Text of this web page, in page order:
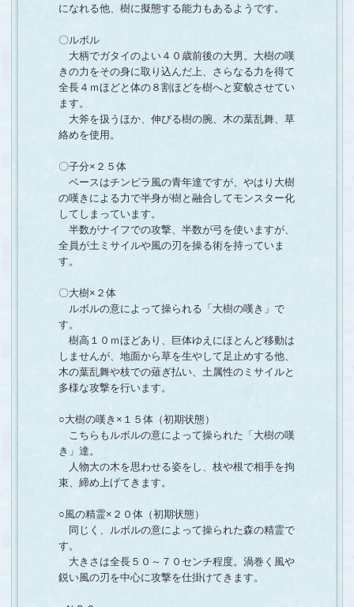
になれる他、樹に擬態する能力もあるようです。
〇ルボル
大柄でガタイのよい４０歳前後の大男。大樹の嘆
きの力をその身に取り込んだ上、さらなる力を得て
全長４ｍほどと体の８割ほどを樹へと変貌させてい
ます。
大斧を扱うほか、伸びる樹の腕、木の葉乱舞、草
絡めを使用。
〇子分×２５体
ベースはチンピラ風の青年達ですが、やはり大樹
の嘆きによる力で半身が樹と融合してモンスター化
してしまっています。
半数がナイフでの攻撃、半数が弓を使いますが、
全員が土ミサイルや風の刃を操る術を持っていま
す。
〇大樹×２体
ルボルの意によって操られる「大樹の嘆き」で
す。
樹高１０ｍほどあり、巨体ゆえにほとんど移動は
しませんが、地面から草を生やして足止めする他、
木の葉乱舞や枝での薙ぎ払い、土属性のミサイルと
多様な攻撃を行います。
○大樹の嘆き×１５体（初期状態）
こちらもルボルの意によって操られた「大樹の嘆
き」達。
人物大の木を思わせる姿をし、枝や根で相手を拘
束、締め上げてきます。
○風の精霊×２０体（初期状態）
同じく、ルボルの意によって操られた森の精霊で
す。
大きさは全長５０～７０センチ程度。渦巻く風や
鋭い風の刃を中心に攻撃を仕掛けてきます。